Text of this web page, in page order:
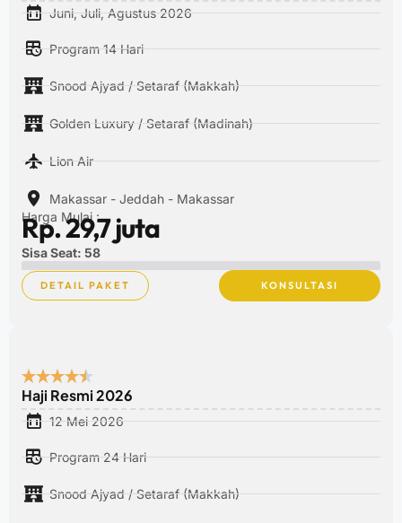
Juni, Juli, Agustus 2026
Program 14 Hari
Snood Ajyad / Setaraf (Makkah)
Golden Luxury / Setaraf (Madinah)
Lion Air
Makassar - Jeddah - Makassar
Harga Mulai :
Rp. 29,7 juta
Sisa Seat: 58
DETAIL PAKET KONSULTASI
Haji Resmi 2026
12 Mei 2026
Program 24 Hari
Snood Ajyad / Setaraf (Makkah)